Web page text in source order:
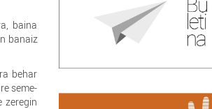
baina
banaiz
behar
seme-
zeregin